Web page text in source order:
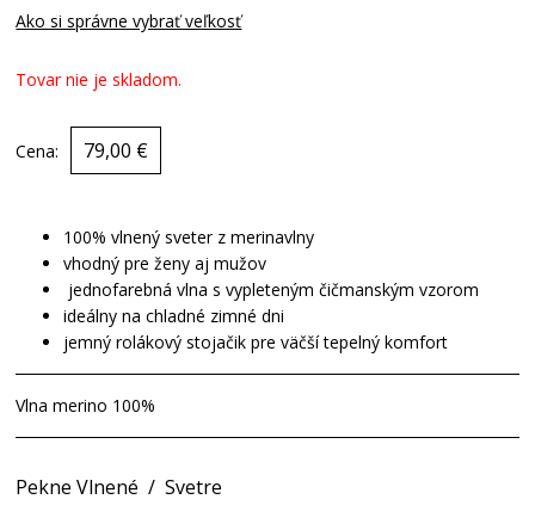
Ako si správne vybrať veľkosť
Tovar nie je skladom.
Cena: 79,00 €
100% vlnený sveter z merinavlny
vhodný pre ženy aj mužov
jednofarebná vlna s vypleteným čičmanským vzorom
ideálny na chladné zimné dni
jemný rolákový stojačik pre väčší tepelný komfort
Vlna merino 100%
Pekne Vlnené /Svetre